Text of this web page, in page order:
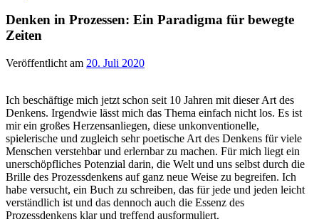
Denken in Prozessen: Ein Paradigma für bewegte
Zeiten
Veröffentlicht am 20. Juli 2020
Ich beschäftige mich jetzt schon seit 10 Jahren mit dieser Art des
Denkens. Irgendwie lässt mich das Thema einfach nicht los. Es ist
mir ein großes Herzensanliegen, diese unkonventionelle,
spielerische und zugleich sehr poetische Art des Denkens für viele
Menschen verstehbar und erlernbar zu machen. Für mich liegt ein
unerschöpfliches Potenzial darin, die Welt und uns selbst durch die
Brille des Prozessdenkens auf ganz neue Weise zu begreifen. Ich
habe versucht, ein Buch zu schreiben, das für jede und jeden leicht
verständlich ist und das dennoch auch die Essenz des
Prozessdenkens klar und treffend ausformuliert.